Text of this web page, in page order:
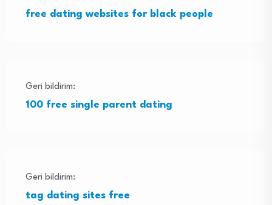
free dating websites for black people
Geri bildirim:
100 free single parent dating
Geri bildirim:
tag dating sites free